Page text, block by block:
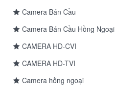
Camera Bán Cầu
Camera Bán Cầu Hồng Ngoại
CAMERA HD-CVI
CAMERA HD-TVI
Camera hồng ngoại